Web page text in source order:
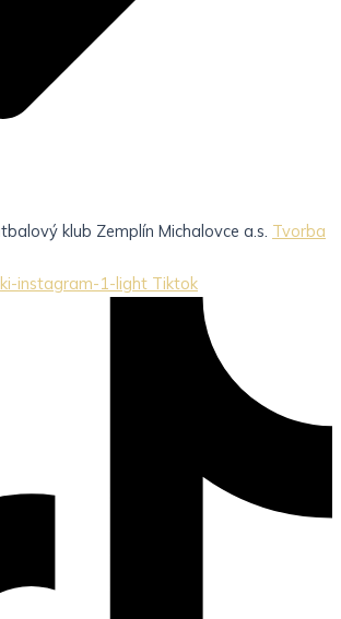
klub Zemplín Michalovce a.s. Tvorba
instagram-1-light Tiktok